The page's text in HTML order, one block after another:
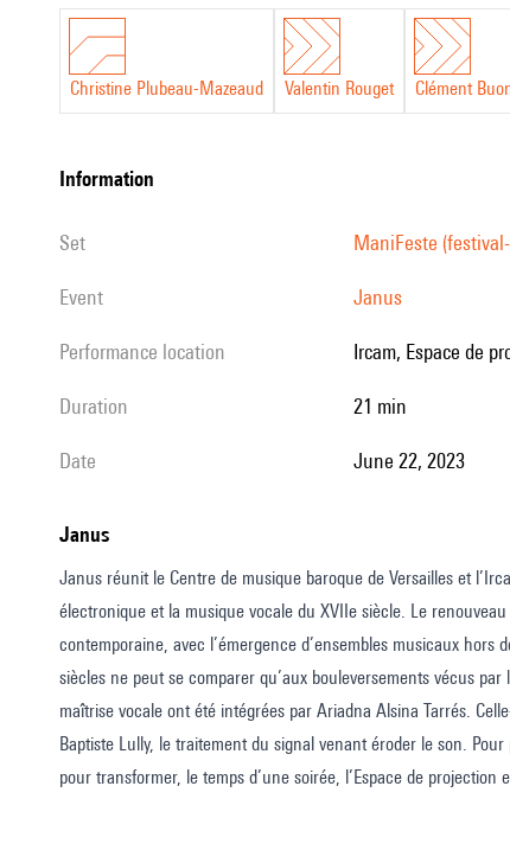
Christine Plubeau-Mazeaud Valentin Rouget Clément
information
set ManiFeste
event Janus
performance location Ircam, Espace de
duration 21 min
date June 22, 2023
Janus
Janus réunit le Centre de musique baroque de Versailles et
électronique et la musique vocale du XVIIe siècle. Le
contemporaine, avec l’émergence d’ensembles musicaux
siècles ne peut se comparer qu’aux bouleversements vécus
maîtrise vocale ont été intégrées par Ariadna Alsina Tarrés.
Baptiste Lully, le traitement du signal venant éroder le son.
pour transformer, le temps d’une soirée, l’Espace de projection